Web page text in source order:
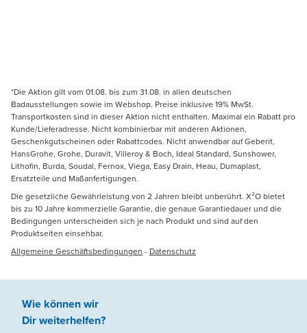
*Die Aktion gilt vom 01.08. bis zum 31.08. in allen deutschen
Badausstellungen sowie im Webshop. Preise inklusive 19% MwSt.
Transportkosten sind in dieser Aktion nicht enthalten. Maximal ein Rabatt pro
Kunde/Lieferadresse. Nicht kombinierbar mit anderen Aktionen,
Geschenkgutscheinen oder Rabattcodes. Nicht anwendbar auf Geberit,
HansGrohe, Grohe, Duravit, Villeroy & Boch, Ideal Standard, Sunshower,
Lithofin, Burda, Soudal, Fernox, Viega, Easy Drain, Heau, Dumaplast,
Ersatzteile und Maßanfertigungen.
Die gesetzliche Gewährleistung von 2 Jahren bleibt unberührt. X²O bietet
bis zu 10 Jahre kommerzielle Garantie, die genaue Garantiedauer und die
Bedingungen unterscheiden sich je nach Produkt und sind auf den
Produktseiten einsehbar.
Allgemeine Geschäftsbedingungen - Datenschutz
Wie können wir
Dir weiterhelfen?